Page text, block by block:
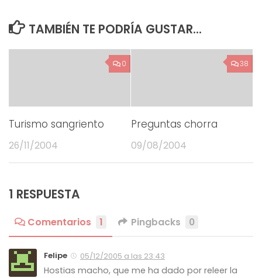
TAMBIÉN TE PODRÍA GUSTAR...
0
Turismo sangriento
26/11/2004
38
Preguntas chorra
09/08/2004
1 RESPUESTA
Comentarios 1 Pingbacks 0
Felipe 05/12/2005 a las 23:43
Hostias macho, que me ha dado por releer la